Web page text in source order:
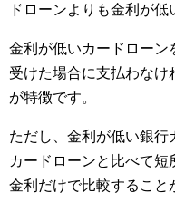
ドローンよりも金利が低
金利が低いカードローン
受けた場合に支払わな
が特徴です。
ただし、金利が低い銀
カードローンと比べて
金利だけで比較すること